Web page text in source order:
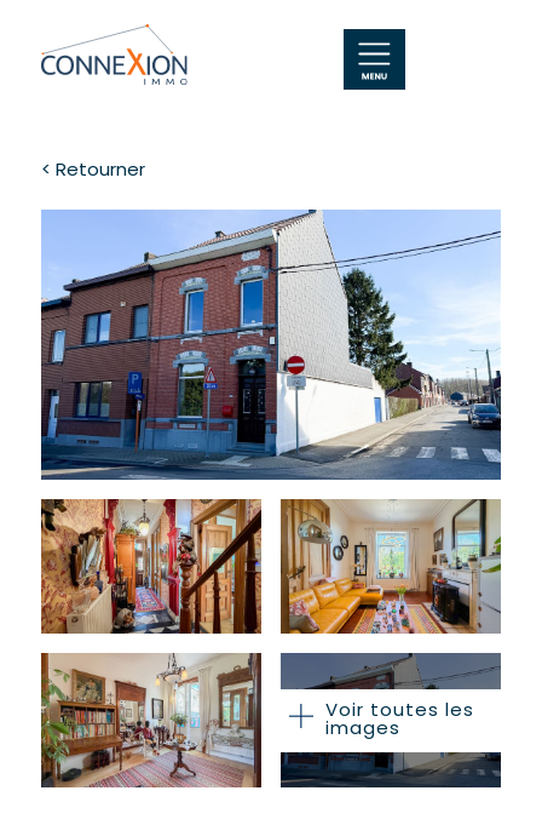
< Retourner
Voir toutes les
images